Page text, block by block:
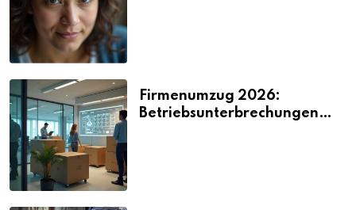
Firmenumzug 2026:
Betriebsunterbrechungen